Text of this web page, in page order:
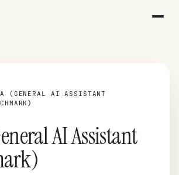
(GENERAL AI ASSISTANT
AI Assistant